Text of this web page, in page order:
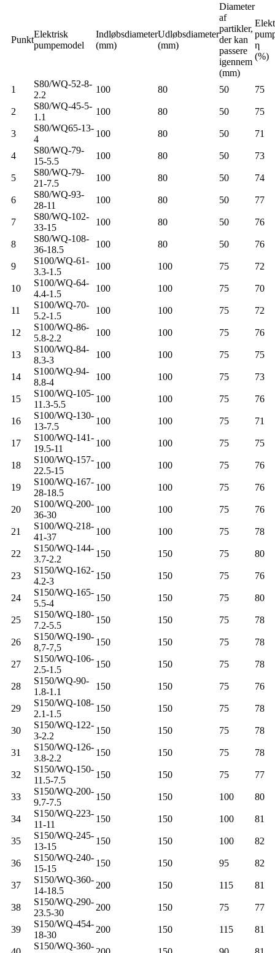
Punkt
Elektrisk
pumpemodel
Indløbsdiameter
(mm)
Udløbsdiameter
(mm)
Diameter
af
partikler,
der kan
passere
igennem
(mm)
η
(%)
1
S80/WQ-52-8-
2.2
100 80 50 75
2
S80/WQ-45-5-
1.1
100 80 50 75
3
S80/WQ65-13-
4
100 80 50 71
4
S80/WQ-79-
15-5.5
100 80 50 73
5
S80/WQ-79-
21-7.5
100 80 50 74
6
S80/WQ-93-
28-11
100 80 50 77
7
S80/WQ-102-
33-15
100 80 50 76
8
S80/WQ-108-
36-18.5
100 80 50 76
9
S100/WQ-61-
3.3-1.5
100 100 75 72
10
S100/WQ-64-
4.4-1.5
100 100 75 70
11
S100/WQ-70-
5.2-1.5
100 100 75 72
12
S100/WQ-86-
5.8-2.2
100 100 75 76
13
S100/WQ-84-
8.3-3
100 100 75 75
14
S100/WQ-94-
8.8-4
100 100 75 73
15
S100/WQ-105-
11.3-5.5
100 100 75 76
16
S100/WQ-130-
13-7.5
100 100 75 71
17
S100/WQ-141-
19.5-11
100 100 75 75
18
S100/WQ-157-
22.5-15
100 100 75 76
19
S100/WQ-167-
28-18.5
100 100 75 76
20
S100/WQ-200-
36-30
100 100 75 76
21
S100/WQ-218-
41-37
100 100 75 78
22
S150/WQ-144-
3.7-2.2
150 150 75 80
23
S150/WQ-162-
4.2-3
150 150 75 76
24
S150/WQ-165-
5.5-4
150 150 75 80
25
S150/WQ-180-
7.2-5.5
150 150 75 78
26
S150/WQ-190-
8,7-7,5
150 150 75 78
27
S150/WQ-106-
2.5-1.5
150 150 75 78
28
S150/WQ-90-
1.8-1.1
150 150 75 76
29
S150/WQ-108-
2.1-1.5
150 150 75 78
30
S150/WQ-122-
3-2.2
150 150 75 78
31
S150/WQ-126-
3.8-2.2
150 150 75 78
32
S150/WQ-150-
11.5-7.5
150 150 75 77
33
S150/WQ-200-
9.7-7.5
150 150 100 80
34
S150/WQ-223-
11-11
150 150 100 81
35
S150/WQ-245-
13-15
150 150 100 82
36
S150/WQ-240-
15-15
150 150 95 82
37
S150/WQ-360-
14-18.5
200 150 115 81
38
S150/WQ-290-
23.5-30
200 150 75 77
39
S150/WQ-454-
18-30
200 150 115 81
S150/WQ-360-